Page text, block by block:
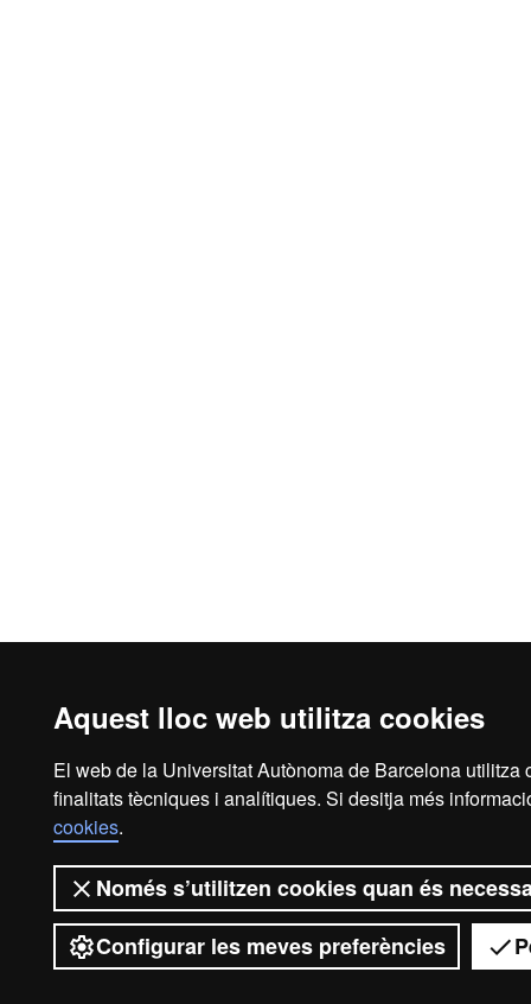
Aquest lloc web utilitza cookies
El web de la Universitat Autònoma de Barcelona utilitza
finalitats tècniques i analítiques. Si desitja més
cookies.
Només s’utilitzen cookies quan és
Configurar les meves preferències